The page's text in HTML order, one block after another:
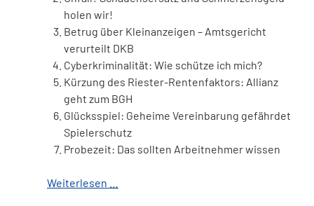
holen wir!
Betrug über Kleinanzeigen – Amtsgericht
verurteilt DKB
Cyberkriminalität: Wie schütze ich mich?
Kürzung des Riester-Rentenfaktors: Allianz
geht zum BGH
Glücksspiel: Geheime Vereinbarung gefährdet
Spielerschutz
Probezeit: Das sollten Arbeitnehmer wissen
Weiterlesen …